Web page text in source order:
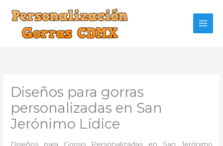
contenido
Diseños para gorras
personalizadas en San
Jerónimo Lídice
Diseños para Gorras Personalizadas en San Jerónimo